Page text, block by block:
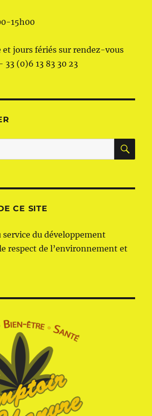
15h00
et jours fériés sur rendez-vous
(0)6 13 83 30 23
CE SITE
service du développement
respect de l’environnement et